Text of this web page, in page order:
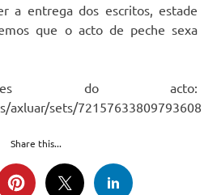
a entrega dos escritos, estade
que o acto de peche sexa
do acto:
axluar/sets/72157633809793608
Share this...